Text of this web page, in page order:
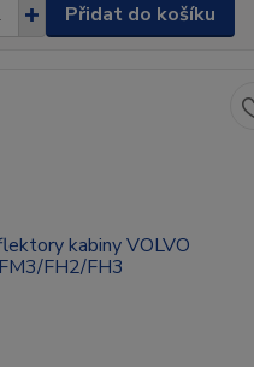
Přidat do košíku